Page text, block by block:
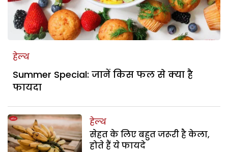
हेल्थ
Summer Special: जानें किस फल से क्या है
फायदा
हेल्थ
सेहत के लिए बहुत जरूरी है केला,
होते हैं ये फायदे